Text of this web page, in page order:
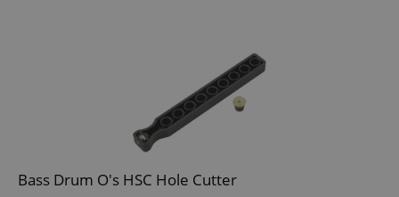
Bass Drum O's HSC Hole Cutter